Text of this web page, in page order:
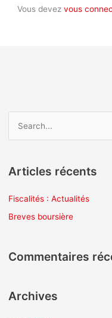
Vous devezvous
h
e
Articles récents
Fiscalités : Actualités
Breves boursière
Commentaires
Archives